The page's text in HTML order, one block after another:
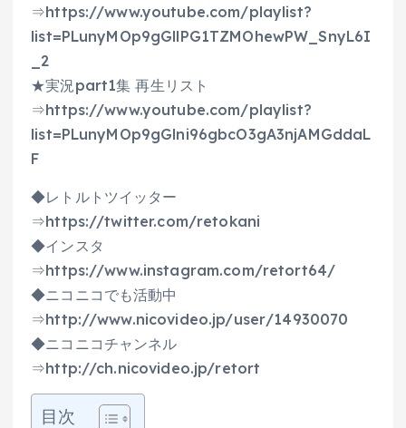
⇒https://www.youtube.com/playlist?
list=PLunyMOp9gGllPG1TZMOhewPW_SnyL6I
_2
★実況part1集 再生リスト
⇒https://www.youtube.com/playlist?
list=PLunyMOp9gGlni96gbcO3gA3njAMGddaL
F
◆レトルトツイッター
⇒https://twitter.com/retokani
◆インスタ
⇒https://www.instagram.com/retort64/
◆ニコニコでも活動中
⇒http://www.nicovideo.jp/user/14930070
◆ニコニコチャンネル
⇒http://ch.nicovideo.jp/retort
目次